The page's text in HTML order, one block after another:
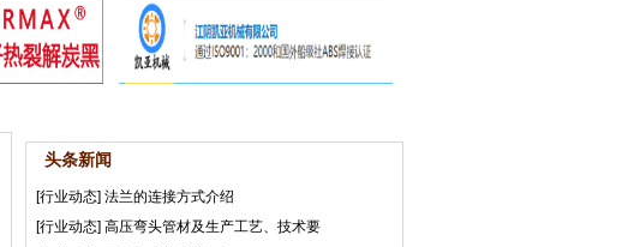
头条新闻
[行业动态] 法兰的连接方式介绍
[行业动态] 高压弯头管材及生产工艺、技术要